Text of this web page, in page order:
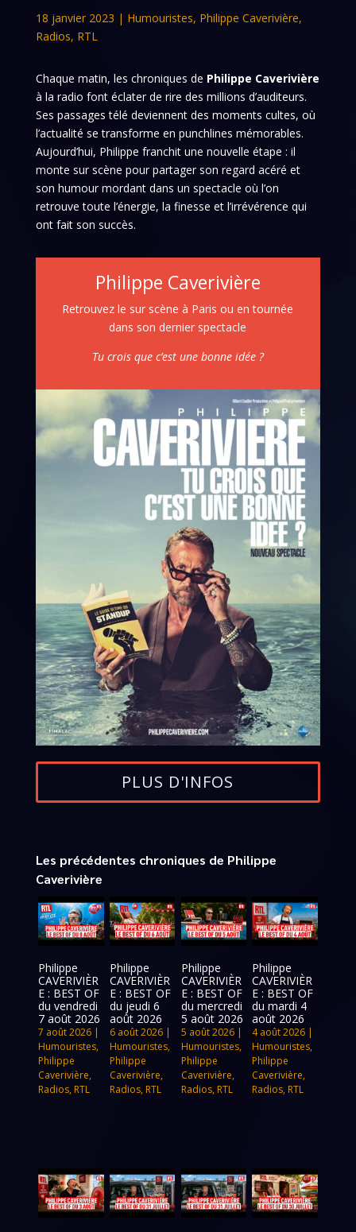
18 janvier 2023 | Humouristes, Philippe Caverivière,
Radios, RTL
Chaque matin, les chroniques de Philippe Caverivière
à la radio font éclater de rire des millions d’auditeurs.
Ses passages télé deviennent des moments cultes, où
l’actualité se transforme en punchlines mémorables.
Aujourd’hui, Philippe franchit une nouvelle étape : il
monte sur scène pour partager son regard acéré et
son humour mordant dans un spectacle où l’on
retrouve toute l’énergie, la finesse et l’irrévérence qui
ont fait son succès.
Philippe Caverivière
Retrouvez le sur scène à Paris ou en tournée
dans son dernier spectacle
Tu crois que c’est une bonne idée ?
PLUS D'INFOS
Les précédentes chroniques de Philippe
Caverivière
Philippe
CAVERIVIÈR
E : BEST OF
du vendredi
7 août 2026
7 août 2026 |
Humouristes,
Philippe
Caverivière,
Radios, RTL
Philippe
CAVERIVIÈR
E : BEST OF
du jeudi 6
août 2026
6 août 2026|
Humouristes,
Philippe
Caverivière,
Radios, RTL
Philippe
CAVERIVIÈR
E : BEST OF
du mercredi
5 août 2026
5 août 2026|
Humouristes,
Philippe
Caverivière,
Radios, RTL
Philippe
CAVERIVIÈR
E : BEST OF
du mardi 4
août 2026
4 août 2026 |
Humouristes,
Philippe
Caverivière,
Radios, RTL